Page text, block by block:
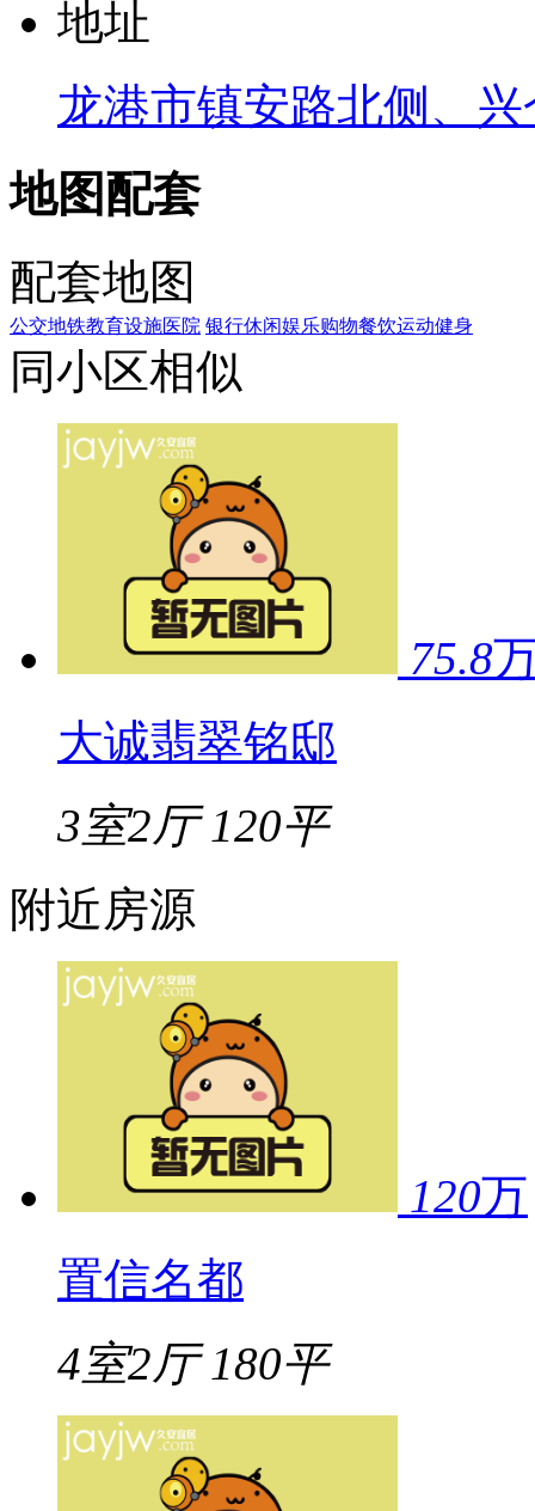
地址
龙港市镇安路北侧、
地图配套
配套地图
公交地铁教育设施医院 银行休闲娱乐购物餐饮运动健身
同小区相似
75.8
大诚翡翠铭邸
3室2厅 120平
附近房源
120万
置信名都
4室2厅 180平